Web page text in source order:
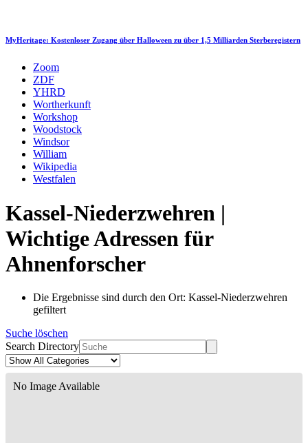
MyHeritage: Kostenloser Zugang über Halloween zu über 1,5 Milliarden Sterberegistern
Zoom
ZDF
YHRD
Wortherkunft
Workshop
Woodstock
Windsor
William
Wikipedia
Westfalen
Kassel-Niederzwehren |
Wichtige Adressen für
Ahnenforscher
Die Ergebnisse sind durch den Ort: Kassel-Niederzwehren
gefiltert
Suche löschen
Search Directory
No Image Available